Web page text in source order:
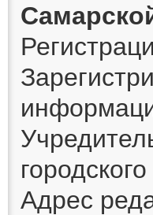
Адрес